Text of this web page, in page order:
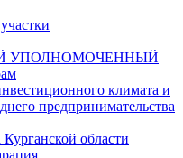
УПОЛНОМОЧЕННЫЙ
климата и
предпринимательства
области